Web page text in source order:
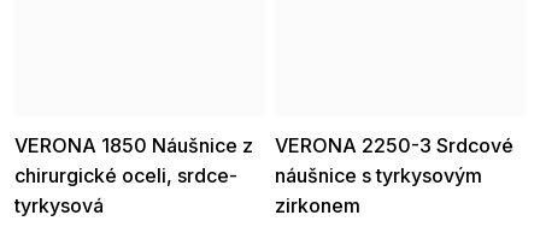
VERONA 1850 Náušnice z
chirurgické oceli, srdce-
tyrkysová
Ellami
VERONA 2250-3 Srdcové
náušnice s tyrkysovým
zirkonem
Ellami